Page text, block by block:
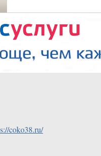
coko38.ru/